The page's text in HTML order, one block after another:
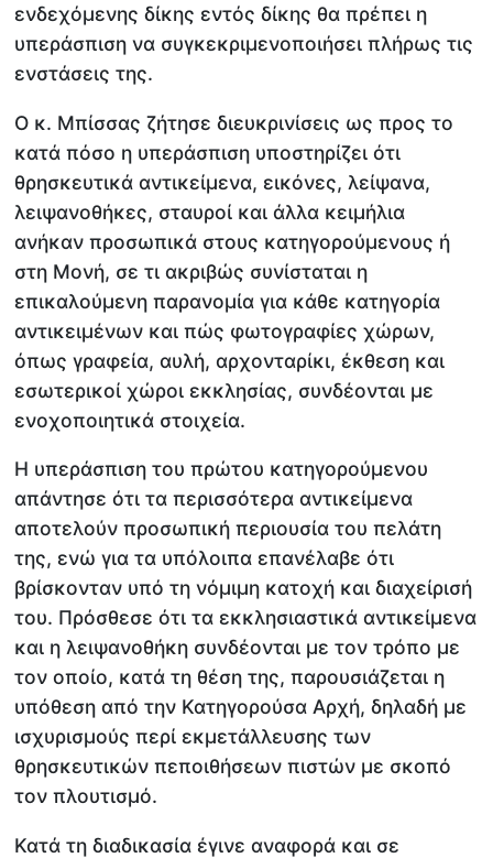
ενδεχόμενης δίκης εντός δίκης θα πρέπει η
υπεράσπιση να συγκεκριμενοποιήσει πλήρως τις
ενστάσεις της.
Ο κ. Μπίσσας ζήτησε διευκρινίσεις ως προς το
κατά πόσο η υπεράσπιση υποστηρίζει ότι
θρησκευτικά αντικείμενα, εικόνες, λείψανα,
λειψανοθήκες, σταυροί και άλλα κειμήλια
ανήκαν προσωπικά στους κατηγορούμενους ή
στη Μονή, σε τι ακριβώς συνίσταται η
επικαλούμενη παρανομία για κάθε κατηγορία
αντικειμένων και πώς φωτογραφίες χώρων,
όπως γραφεία, αυλή, αρχονταρίκι, έκθεση και
εσωτερικοί χώροι εκκλησίας, συνδέονται με
ενοχοποιητικά στοιχεία.
Η υπεράσπιση του πρώτου κατηγορούμενου
απάντησε ότι τα περισσότερα αντικείμενα
αποτελούν προσωπική περιουσία του πελάτη
της, ενώ για τα υπόλοιπα επανέλαβε ότι
βρίσκονταν υπό τη νόμιμη κατοχή και διαχείρισή
του. Πρόσθεσε ότι τα εκκλησιαστικά αντικείμενα
και η λειψανοθήκη συνδέονται με τον τρόπο με
τον οποίο, κατά τη θέση της, παρουσιάζεται η
υπόθεση από την Κατηγορούσα Αρχή, δηλαδή με
ισχυρισμούς περί εκμετάλλευσης των
θρησκευτικών πεποιθήσεων πιστών με σκοπό
τον πλουτισμό.
Κατά τη διαδικασία έγινε αναφορά και σε